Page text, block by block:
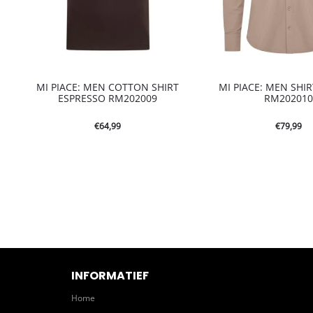
MI PIACE: MEN COTTON SHIRT
ESPRESSO RM202009
€64,99
MI PIACE: MEN
RM202010
€79,99
INFORMATIEF
Home